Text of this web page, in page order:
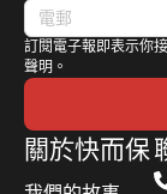
感、患上慢
性病，幾乎
樣樣都要
慮到毛孩萬
一散步時誤
訂閱電子報即表示你
聲明。
關於快而保